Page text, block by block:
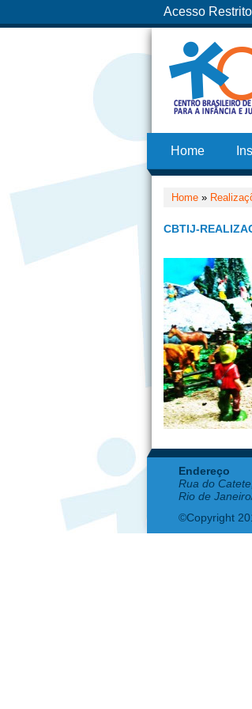
Acesso Restrito
Home
Home »
CBTIJ-
Endereço
Rua do
Rio de
©Copyright